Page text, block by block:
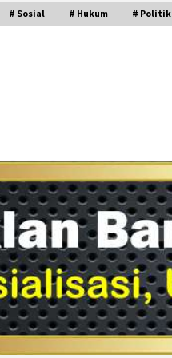
# Sosial # Hukum # Politik